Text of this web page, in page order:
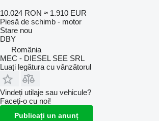
10.024 RON ≈ 1.910 EUR
Piesă de schimb - motor
Stare nou
DBY
România
MEC - DIESEL SEE SRL
Luați legătura cu vânzătorul
Vindeți utilaje sau vehicule?
Faceți-o cu noi!
Publicați un anunț